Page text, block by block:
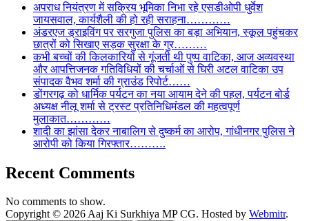
अपराध नियंत्रण में सक्रिय भूमिका निभा रहे एसडीओपी धुर्वेश
जायसवाल, कार्यशैली की हो रही सराहना…………
अंडरएज ड्राइविंग पर सरगुजा पुलिस का बड़ा अभियान, स्कूल पहुंचकर
छात्रों को सिखाए सड़क सुरक्षा के गुर………
कभी बच्चों की किलकारियों से गूंजती थी पुष्प वाटिका, आज अव्यवस्था
और आपत्तिजनक गतिविधियों की चर्चाओं से घिरी अटल वाटिका उप
संपादक वैभव शर्मा की ग्राउंड रिपोर्ट……
डोंगरगढ़ को धार्मिक पर्यटन का नया आयाम देने की पहल, पर्यटन बोर्ड
अध्यक्ष नीलू शर्मा से ट्रस्ट प्रतिनिधिमंडल की महत्वपूर्ण
मुलाकात…………
शादी का झांसा देकर नाबालिग से दुष्कर्म का आरोप, गांधीनगर पुलिस ने
आरोपी को किया गिरफ्तार……….
Recent Comments
No comments to show.
Copyright © 2026 Aaj Ki Surkhiya MP CG. Hosted by Webmitr.